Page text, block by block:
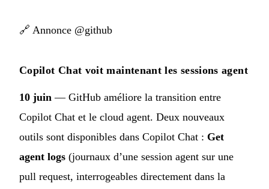
🔗 Annonce @github
Copilot Chat voit maintenant les sessions agent
10 juin — GitHub améliore la transition entre
Copilot Chat et le cloud agent. Deux nouveaux
outils sont disponibles dans Copilot Chat : Get
agent logs (journaux d’une session agent sur une
pull request, interrogeables directement dans la